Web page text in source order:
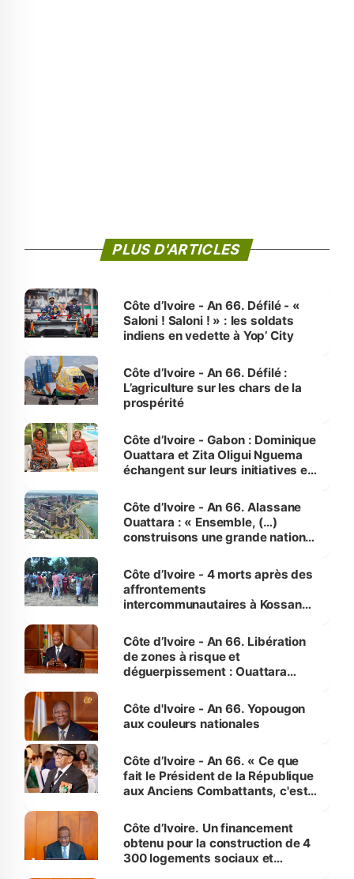
PLUS D'ARTICLES
Côte d’Ivoire - An 66. Défilé - «
Saloni ! Saloni ! » : les soldats
indiens en vedette à Yop’ City
Côte d’Ivoire - An 66. Défilé :
L’agriculture sur les chars de la
prospérité
Côte d’Ivoire - Gabon : Dominique
Ouattara et Zita Oligui Nguema
échangent sur leurs initiatives en
enfants
Côte d’Ivoire - An 66. Alassane
Ouattara : « Ensemble, (…)
construisons une grande nation
générations futures »
Côte d’Ivoire - 4 morts après des
affrontements
intercommunautaires à Kossandji
milieu des sinistrés
Côte d’Ivoire - An 66. Libération
de zones à risque et
déguerpissement : Ouattara
l'Etat de droit pour préserver les
vies humaines »
Côte d'Ivoire - An 66. Yopougon
aux couleurs nationales
Côte d’Ivoire - An 66. « Ce que
fait le Président de la République
aux Anciens Combattants, c'est
Côte d’Ivoire. Un financement
obtenu pour la construction de 4
300 logements sociaux et